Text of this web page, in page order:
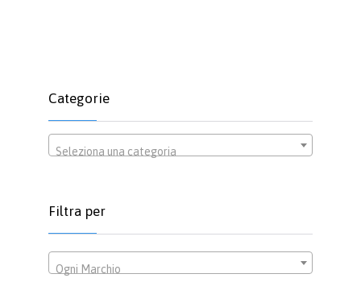
possono
essere
scelte
Categorie
Seleziona una categoria
Filtra per
Ogni Marchio